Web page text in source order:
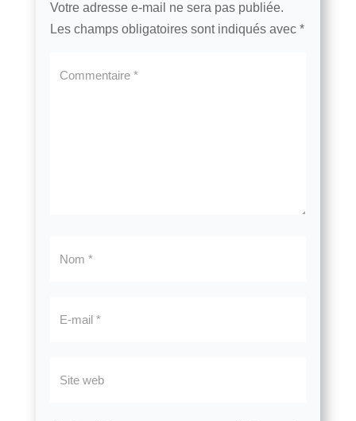
Votre adresse e-mail ne sera pas publiée.
Les champs obligatoires sont indiqués avec *